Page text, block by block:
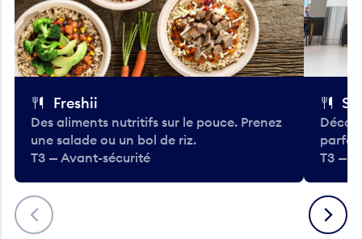
Précédent
Des aliments nutritifs sur le pouce. Prenez
une salade ou un bol de riz.
T3 — Avant-sécurité
T3 —
Suivant